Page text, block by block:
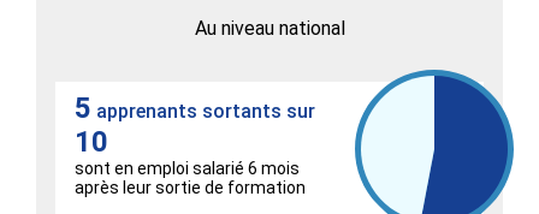
Au niveau national
5 apprenants sortants sur
10
sont en emploi salarié 6 mois
après leur sortie de formation